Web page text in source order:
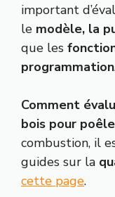
important
le modèle, la
que les
programmation
Comment
bois pour
combustion, il
guides sur la
cette page.